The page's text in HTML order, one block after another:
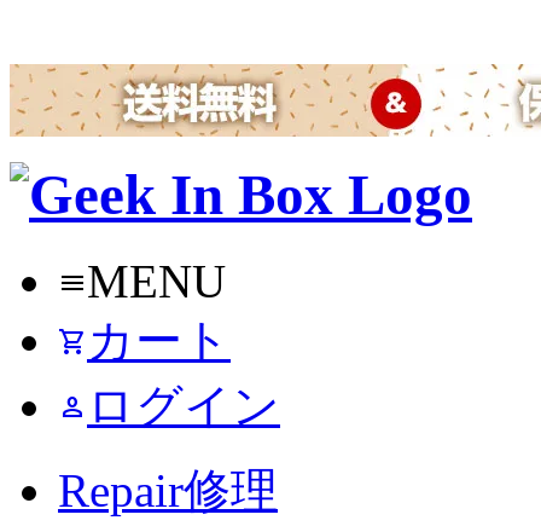
menuMENU
shopping_cart カート
person ログイン
Repair修理